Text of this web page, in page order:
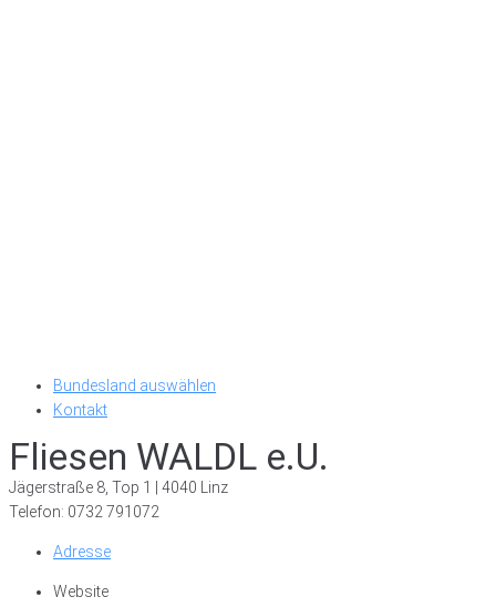
Bundesland auswählen
Kontakt
Fliesen WALDL e.U.
Jägerstraße 8, Top 1 | 4040 Linz
Telefon: 0732 791072
Adresse
Website